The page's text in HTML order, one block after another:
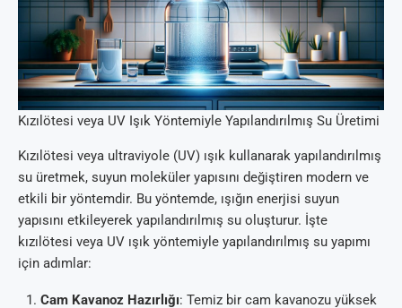
Kızılötesi veya UV Işık Yöntemiyle Yapılandırılmış Su Üretimi
Kızılötesi veya ultraviyole (UV) ışık kullanarak yapılandırılmış
su üretmek, suyun moleküler yapısını değiştiren modern ve
etkili bir yöntemdir. Bu yöntemde, ışığın enerjisi suyun
yapısını etkileyerek yapılandırılmış su oluşturur. İşte
kızılötesi veya UV ışık yöntemiyle yapılandırılmış su yapımı
için adımlar:
Cam Kavanoz Hazırlığı: Temiz bir cam kavanozu yüksek